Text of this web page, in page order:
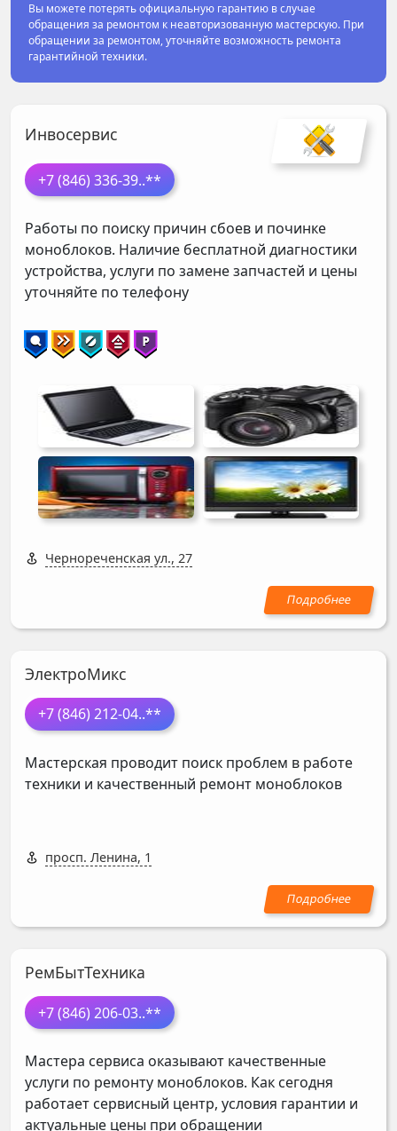
Вы можете потерять официальную гарантию в случае
обращения за ремонтом к неавторизованную мастерскую. При
обращении за ремонтом, уточняйте возможность ремонта
гарантийной техники.
Инвосервис
+7 (846) 336-39..**
Работы по поиску причин сбоев и починке
моноблоков. Наличие бесплатной диагностики
устройства, услуги по замене запчастей и цены
уточняйте по телефону
Чернореченская ул., 27
ЭлектроМикс
+7 (846) 212-04..**
Мастерская проводит поиск проблем в работе
техники и качественный ремонт моноблоков
просп. Ленина, 1
РемБытТехника
+7 (846) 206-03..**
Мастера сервиса оказывают качественные
услуги по ремонту моноблоков. Как сегодня
работает сервисный центр, условия гарантии и
актуальные цены при обращении